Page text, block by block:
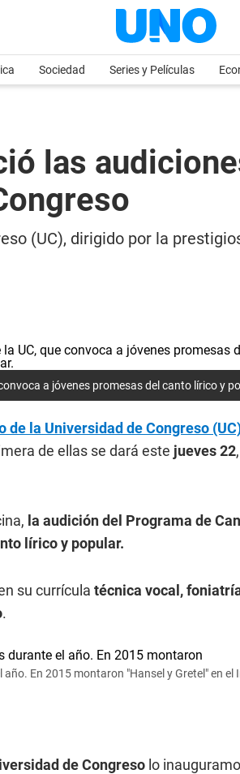
Sociedad Series y Películas
las
(UC), dirigido por la
a jóvenes promesas del canto lírico y
de la Universidad de Congreso
de ellas se dará este jueves 22
la audición del Programa de
lírico y popular.
su currícula técnica vocal,
.
En 2015 montaron "Hansel y Gretel" en el
de Congreso lo